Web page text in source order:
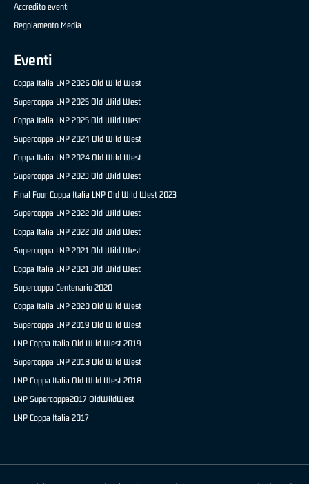
Accredito eventi
Regolamento Media
Eventi
Coppa Italia LNP 2026 Old Wild West
Supercoppa LNP 2025 Old Wild West
Coppa Italia LNP 2025 Old Wild West
Supercoppa LNP 2024 Old Wild West
Coppa Italia LNP 2024 Old Wild West
Supercoppa LNP 2023 Old Wild West
Final Four Coppa Italia LNP Old Wild West 2023
Supercoppa LNP 2022 Old Wild West
Coppa Italia LNP 2022 Old Wild West
Supercoppa LNP 2021 Old Wild West
Coppa Italia LNP 2021 Old Wild West
Supercoppa Centenario 2020
Coppa Italia LNP 2020 Old Wild West
Supercoppa LNP 2019 Old Wild West
LNP Coppa Italia Old Wild West 2019
Supercoppa LNP 2018 Old Wild West
LNP Coppa Italia Old Wild West 2018
LNP Supercoppa2017 OldWildWest
LNP Coppa Italia 2017